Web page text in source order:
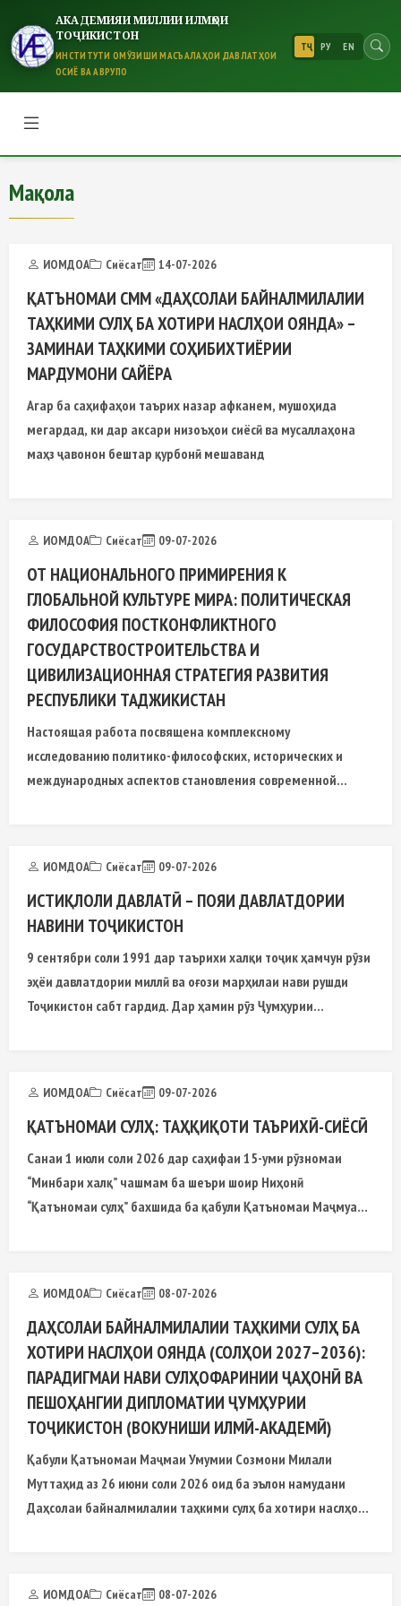
АКАДЕМИЯИ МИЛЛИИ ИЛМҲОИ
ТОҶИКИСТОН
ИНСТИТУТИ ОМӮЗИШИ МАСЪАЛАҲОИ ДАВЛАТҲОИ
ОСИЁ ВА АВРУПО
ТҶ РУ EN
Мақола
Мақола
ИОМДОА Сиёсат 14-07-2026
ҚАТЪНОМАИ СММ «ДАҲСОЛАИ БАЙНАЛМИЛАЛИИ
ТАҲКИМИ СУЛҲ БА ХОТИРИ НАСЛҲОИ ОЯНДА» –
ЗАМИНАИ ТАҲКИМИ СОҲИБИХТИЁРИИ
МАРДУМОНИ САЙЁРА
Агар ба саҳифаҳои таърих назар афканем, мушоҳида
мегардад, ки дар аксари низоъҳои сиёсӣ ва мусаллаҳона
маҳз ҷавонон бештар қурбонӣ мешаванд
ИОМДОА Сиёсат 09-07-2026
ОТ НАЦИОНАЛЬНОГО ПРИМИРЕНИЯ К
ГЛОБАЛЬНОЙ КУЛЬТУРЕ МИРА: ПОЛИТИЧЕСКАЯ
ФИЛОСОФИЯ ПОСТКОНФЛИКТНОГО
ГОСУДАРСТВОСТРОИТЕЛЬСТВА И
ЦИВИЛИЗАЦИОННАЯ СТРАТЕГИЯ РАЗВИТИЯ
РЕСПУБЛИКИ ТАДЖИКИСТАН
Настоящая работа посвящена комплексному
исследованию политико-философских, исторических и
международных аспектов становления современной
ИОМДОА Сиёсат 09-07-2026
ИСТИҚЛОЛИ ДАВЛАТӢ – ПОЯИ ДАВЛАТДОРИИ
НАВИНИ ТОҶИКИСТОН
9 сентябри соли 1991 дар таърихи халқи тоҷик ҳамчун рӯзи
эҳёи давлатдории миллӣ ва оғози марҳилаи нави рушди
Тоҷикистон сабт гардид. Дар ҳамин рӯз Ҷумҳурии
ИОМДОА Сиёсат 09-07-2026
ҚАТЪНОМАИ СУЛҲ: ТАҲҚИҚОТИ ТАЪРИХӢ-СИЁСӢ
Санаи 1 июли соли 2026 дар саҳифаи 15-уми рӯзномаи
“Минбари халқ” чашмам ба шеъри шоир Ниҳонӣ
“Қатъномаи сулҳ” бахшида ба қабули Қатъномаи Маҷмуаи
ИОМДОА Сиёсат 08-07-2026
ДАҲСОЛАИ БАЙНАЛМИЛАЛИИ ТАҲКИМИ СУЛҲ БА
ХОТИРИ НАСЛҲОИ ОЯНДА (СОЛҲОИ 2027–2036):
ПАРАДИГМАИ НАВИ СУЛҲОФАРИНИИ ҶАҲОНӢ ВА
ПЕШОҲАНГИИ ДИПЛОМАТИИ ҶУМҲУРИИ
ТОҶИКИСТОН (ВОКУНИШИ ИЛМӢ-АКАДЕМӢ)
Қабули Қатъномаи Маҷмаи Умумии Созмони Милали
Муттаҳид аз 26 июни соли 2026 оид ба эълон намудани
Даҳсолаи байналмилалии таҳкими сулҳ ба хотири наслҳои
ИОМДОА Сиёсат 08-07-2026